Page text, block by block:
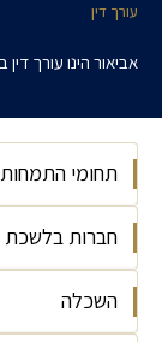
עורך דין
אביאור הינו עורך
תחומי התמחות
דיני
חברות בלשכת
חברותהשכלה